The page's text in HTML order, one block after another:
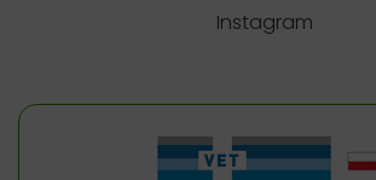
Instagram